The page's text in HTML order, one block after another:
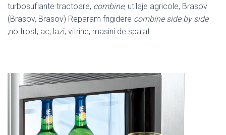
turbosuflante tractoare, combine, utilaje agricole, Brasov
(Brasov, Brasov) Reparam frigidere combine side by side
,no frost, ac, lazi, vitrine, masini de spalat